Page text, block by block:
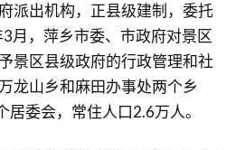
派出机构，正县级建制，委托
月，萍乡市委、市政府对景区
景区县级政府的行政管理和社
龙山乡和麻田办事处两个乡
委会，常住人口2.6万人。